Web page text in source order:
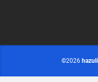
©2026